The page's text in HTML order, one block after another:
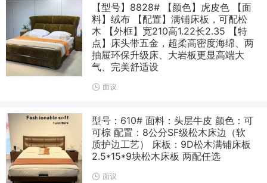
【型号】8828# 【颜色】虎皮色 【面
料】绒布 【配置】满铺床板，可配松
木 【外框】宽210高1.22长2.35 【特
点】床头带五金，超柔高密度海绵、两
抽屉环保升级床、大岩板更显高端大
气、完美舒适设
面议
型号：610# 面料：头层牛皮 颜色：可
可棕 配置：8公分SF级松木床边（软
质护边工艺） 床板：9D松木满铺床板
2.5*15*9块松木床板 两配任选
面议